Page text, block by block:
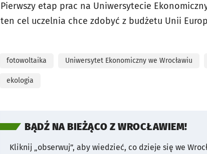
Pierwszy etap prac na Uniwersytecie
ten cel uczelnia chce zdobyć z budżetu Unii
fotowoltaika Uniwersytet Ekonomiczny we Wrocławiu
ekologia
BĄDŹ NA BIEŻĄCO Z WROCŁAWIEM!
Kliknij „obserwuj”, aby wiedzieć, co dzieje się we